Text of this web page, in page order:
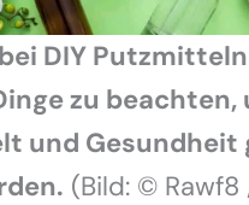
DIY
zu beachten,
und Gesundheit
(Bild: ©